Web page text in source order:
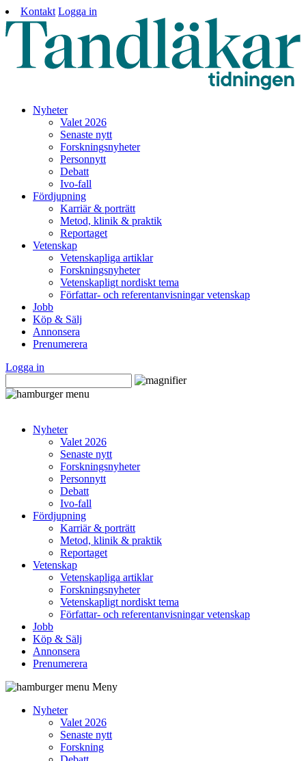
Kontakt Logga in
Nyheter
Valet 2026
Senaste nytt
Forskningsnyheter
Personnytt
Debatt
Ivo-fall
Fördjupning
Karriär & porträtt
Metod, klinik & praktik
Reportaget
Vetenskap
Vetenskapliga artiklar
Forskningsnyheter
Vetenskapligt nordiskt tema
Författar- och referentanvisningar vetenskap
Jobb
Köp & Sälj
Annonsera
Prenumerera
Logga in
Nyheter
Valet 2026
Senaste nytt
Forskningsnyheter
Personnytt
Debatt
Ivo-fall
Fördjupning
Karriär & porträtt
Metod, klinik & praktik
Reportaget
Vetenskap
Vetenskapliga artiklar
Forskningsnyheter
Vetenskapligt nordiskt tema
Författar- och referentanvisningar vetenskap
Jobb
Köp & Sälj
Annonsera
Prenumerera
Meny
Nyheter
Valet 2026
Senaste nytt
Forskning